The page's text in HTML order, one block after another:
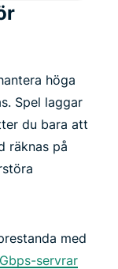
höga
Spel laggar
du bara att
räknas på
med
servrar